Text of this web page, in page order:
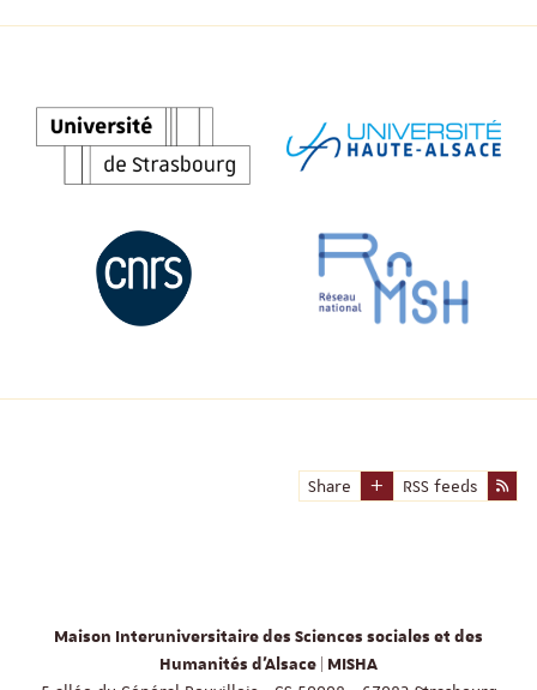
Share RSS feeds
Maison Interuniversitaire des Sciences sociales et des
Humanités d'Alsace | MISHA